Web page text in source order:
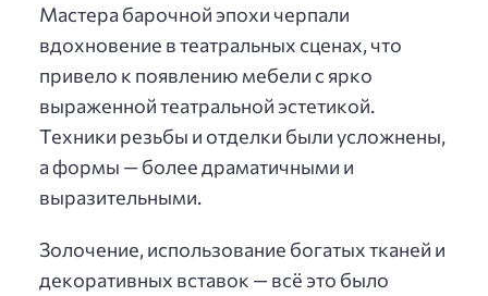
Мастера барочной эпохи черпали
вдохновение в театральных сценах, что
привело к появлению мебели с ярко
выраженной театральной эстетикой.
Техники резьбы и отделки были усложнены,
а формы — более драматичными и
выразительными.
Золочение, использование богатых тканей и
декоративных вставок — всё это было